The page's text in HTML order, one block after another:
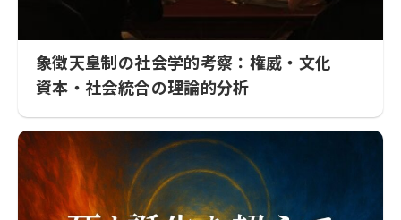
象徴天皇制の社会学的考察：権威・文化
資本・社会統合の理論的分析